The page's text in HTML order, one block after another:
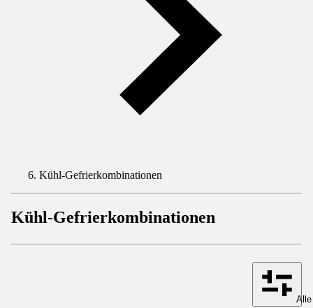
Kühl-Gefrierkombinationen
Kühl-Gefrierkombinationen